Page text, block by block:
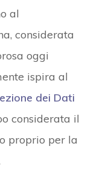
al
considerata
oggi
ispira al
dei Dati
considerata il
proprio per la